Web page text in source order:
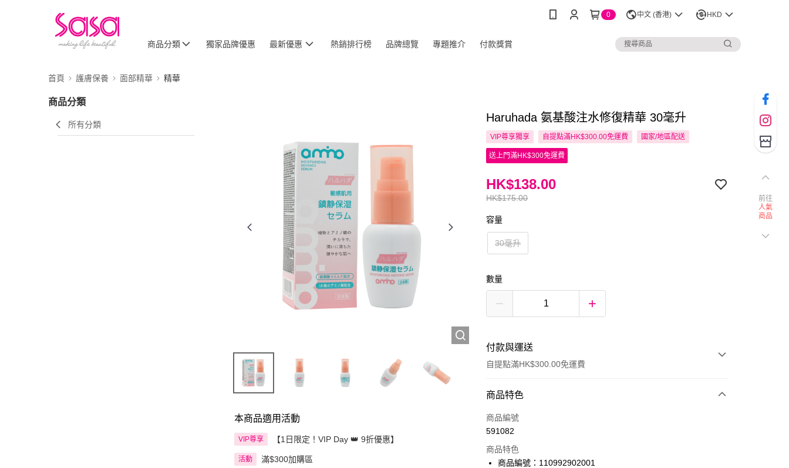
0 中文 (香港) HKD
商品分類 獨家品牌優惠 最新優惠 熱銷排行榜 品牌總覽 專題推介 付款獎賞
首頁 護膚保養 面部精華 精華
商品分類
所有分類
本商品適用活動
VIP尊享 【1日限定！VIP Day 👑 9折優惠】
活動 滿$300加購區
Haruhada 氨基酸注水修復精華 30毫升
VIP尊享獨享 自提點滿HK$300.00免運費 國家/地區配送
送上門滿HK$300免運費
HK$175.00
HK$138.00
容量
30毫升
數量
付款與運送
自提點滿HK$300.00免運費
付款方式
信用卡
AlipayHK
商品特色
商品編號
591082
商品特色
商品編號：110992902001
前往
人氣
商品